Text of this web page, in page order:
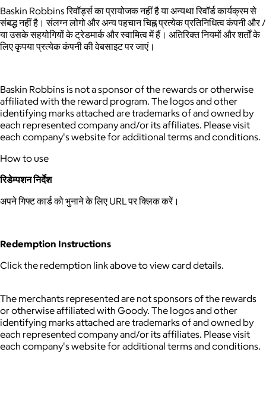
Baskin Robbins रिवॉर्ड्स का प्रायोजक नहीं है या अन्यथा रिवॉर्ड कार्यक्रम से
संबद्ध नहीं है। संलग्न लोगो और अन्य पहचान चिह्न प्रत्येक प्रतिनिधित्व कंपनी और /
या उसके सहयोगियों के ट्रेडमार्क और स्वामित्व में हैं। अतिरिक्त नियमों और शर्तों के
लिए कृपया प्रत्येक कंपनी की वेबसाइट पर जाएं।
Baskin Robbins is not a sponsor of the rewards or otherwise
affiliated with the reward program. The logos and other
identifying marks attached are trademarks of and owned by
each represented company and/or its affiliates. Please visit
each company's website for additional terms and conditions.
How to use
रिडेम्पशन निर्देश
अपने गिफ्ट कार्ड को भुनाने के लिए URL पर क्लिक करें।
Redemption Instructions
Click the redemption link above to view card details.
The merchants represented are not sponsors of the rewards
or otherwise affiliated with Goody. The logos and other
identifying marks attached are trademarks of and owned by
each represented company and/or its affiliates. Please visit
each company's website for additional terms and conditions.